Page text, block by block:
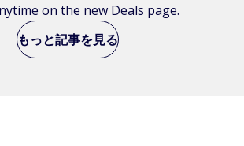
on the new Deals page.
もっと記事を見る